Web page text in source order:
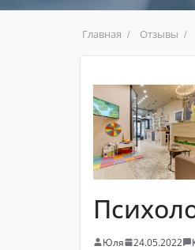
Главная Отзывы
Юля 24.05.2022